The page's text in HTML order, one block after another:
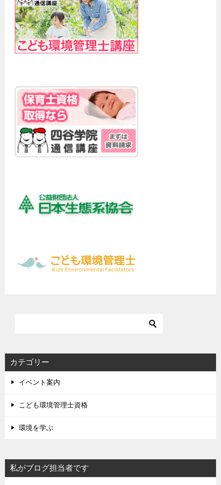
カテゴリー
イベント案内
こども環境管理士資格
環境を学ぶ
私がブログ担当者です